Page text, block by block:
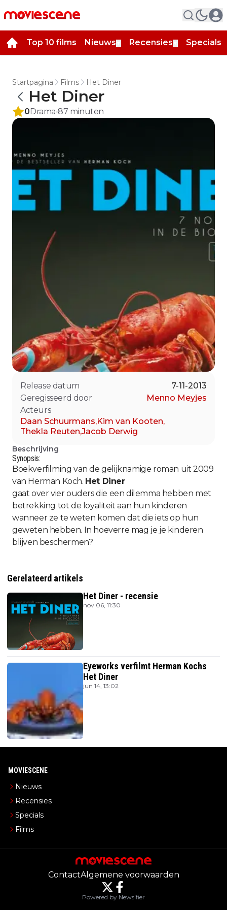
Top 10 films Nieuws Recensies Specials
Startpagina Films Het Diner
Het Diner
0Drama 87 minuten
Release datum
7-11-2013
Geregisseerd door
Menno Meyjes
Acteurs
Daan Schuurmans,Kim van Kooten,
Thekla Reuten,Jacob Derwig
Beschrijving
Synopsis:
Boekverfilming van de gelijknamige roman uit 2009
van Herman Koch. Het Diner
gaat over vier ouders die een dilemma hebben met
betrekking tot de loyaliteit aan hun kinderen
wanneer ze te weten komen dat die iets op hun
geweten hebben. In hoeverre mag je je kinderen
blijven beschermen?
Gerelateerd artikels
Het Diner - recensie
nov 06, 11:30
Eyeworks verfilmt Herman Kochs
Het Diner
jun 14, 13:02
MOVIESCENE
Nieuws
Recensies
Specials
Films
ContactAlgemene voorwaarden
Powered by Newsifier